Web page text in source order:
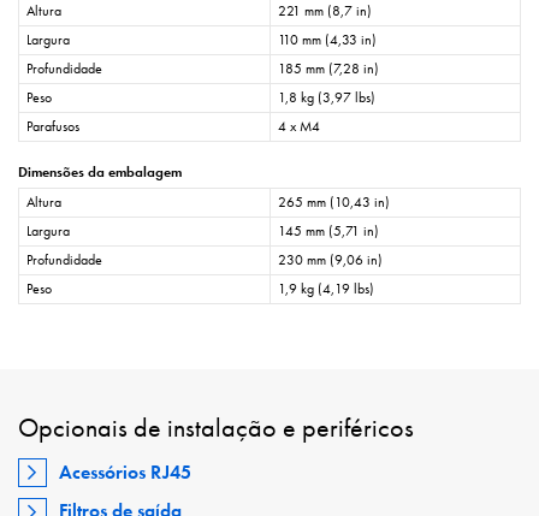
Altura
221 mm (8,7 in)
Largura
110 mm (4,33 in)
Profundidade
185 mm (7,28 in)
Peso
1,8 kg (3,97 lbs)
Parafusos
4 x M4
Dimensões da embalagem
Altura
265 mm (10,43 in)
Largura
145 mm (5,71 in)
Profundidade
230 mm (9,06 in)
Peso
1,9 kg (4,19 lbs)
Opcionais de instalação e periféricos
Acessórios RJ45